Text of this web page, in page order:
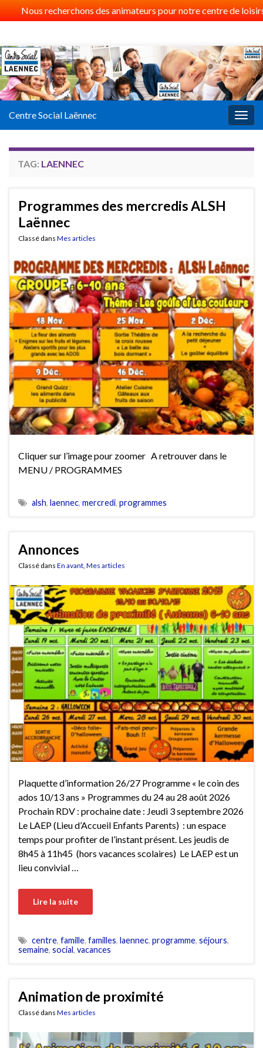
Nous recherchons des animateurs pour notre centre de
Centre Social Laënnec
TAG: LAENNEC
Programmes des mercredis ALSH
Laënnec
Classé dans Mes articles
Cliquer sur l’image pour zoomer A retrouver dans le
MENU / PROGRAMMES
alsh, laennec, mercredi, programmes
Annonces
Classé dans En avant, Mes articles
Plaquette d’information 26/27 Programme « le coin des
ados 10/13 ans » Programmes du 24 au 28 août 2026
Prochain RDV : prochaine date : Jeudi 3 septembre 2026
Le LAEP (Lieu d’Accueil Enfants Parents) : un espace
temps pour profiter de l’instant présent. Les jeudis de
8h45 à 11h45 (hors vacances scolaires) Le LAEP est un
lieu convivial …
Lire la suite
centre, famille, familles, laennec, programme, séjours,
semaine, social, vacances
Animation de proximité
Classé dans Mes articles